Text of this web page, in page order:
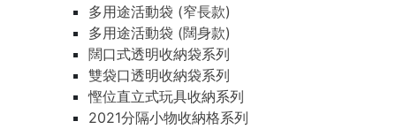
多用途活動袋 (窄長款)
多用途活動袋 (闊身款)
闊口式透明收納袋系列
雙袋口透明收納袋系列
慳位直立式玩具收納系列
2021分隔小物收納格系列